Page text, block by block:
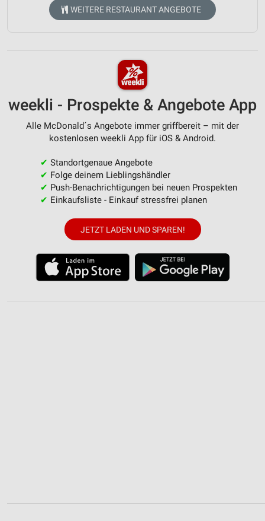
WEITERE RESTAURANT ANGEBOTE
weekli - Prospekte & Angebote App
Alle McDonald´s Angebote immer griffbereit – mit der
kostenlosen weekli App für iOS & Android.
✔ Standortgenaue Angebote
✔ Folge deinem Lieblingshändler
✔ Push-Benachrichtigungen bei neuen Prospekten
✔ Einkaufsliste - Einkauf stressfrei planen
JETZT LADEN UND SPAREN!